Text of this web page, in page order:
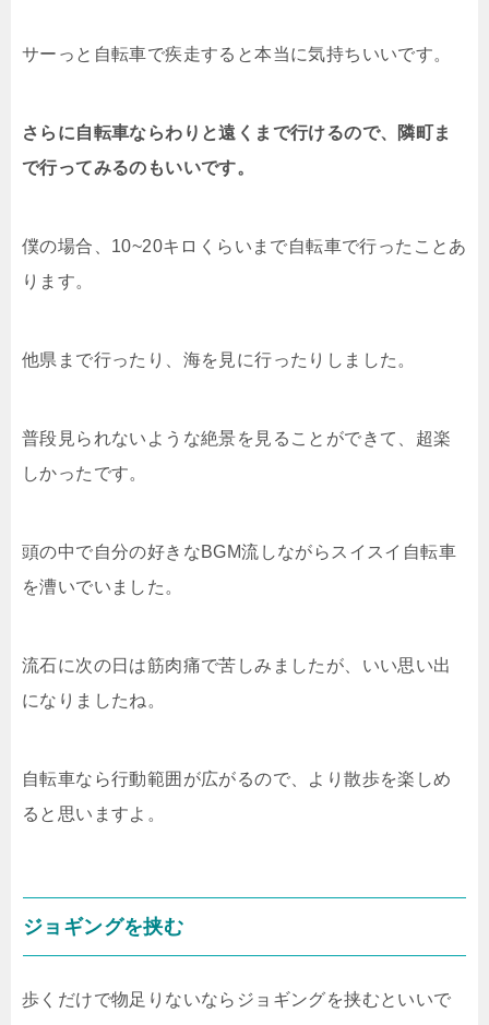
サーっと自転車で疾走すると本当に気持ちいいです。
さらに自転車ならわりと遠くまで行けるので、隣町ま
で行ってみるのもいいです。
僕の場合、10~20キロくらいまで自転車で行ったことあ
ります。
他県まで行ったり、海を見に行ったりしました。
普段見られないような絶景を見ることができて、超楽
しかったです。
頭の中で自分の好きなBGM流しながらスイスイ自転車
を漕いでいました。
流石に次の日は筋肉痛で苦しみましたが、いい思い出
になりましたね。
自転車なら行動範囲が広がるので、より散歩を楽しめ
ると思いますよ。
ジョギングを挟む
歩くだけで物足りないならジョギングを挟むといいで